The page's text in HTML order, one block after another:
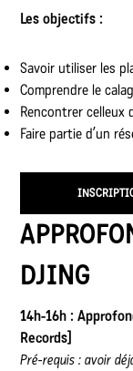
Les objectifs :
Savoir utiliser les
Comprendre le
Rencontrer celleux
Faire partie d’un
DJING
14h-16h :
Records]
Pré-requis : avoir